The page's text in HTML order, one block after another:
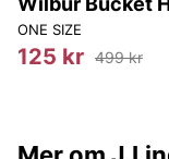
ONE SIZE
125 kr 499 kr